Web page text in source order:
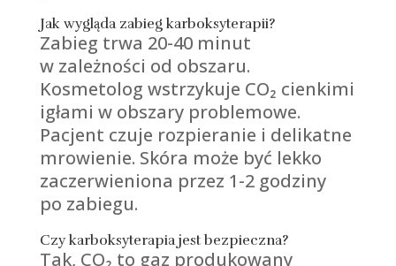
Jak wygląda zabieg karboksyterapii?
Zabieg trwa 20-40 minut
w zależności od obszaru.
Kosmetolog wstrzykuje CO₂ cienkimi
igłami w obszary problemowe.
Pacjent czuje rozpieranie i delikatne
mrowienie. Skóra może być lekko
zaczerwieniona przez 1-2 godziny
po zabiegu.
Czy karboksyterapia jest bezpieczna?
Tak, CO₂ to gaz produkowany